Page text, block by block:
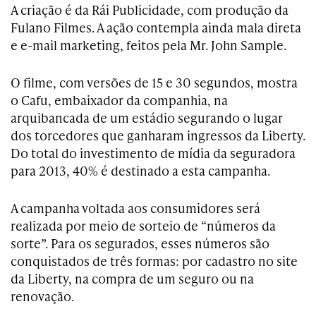
A criação é da Rái Publicidade, com produção da
Fulano Filmes. A ação contempla ainda mala direta
e e-mail marketing, feitos pela Mr. John Sample.
O filme, com versões de 15 e 30 segundos, mostra
o Cafu, embaixador da companhia, na
arquibancada de um estádio segurando o lugar
dos torcedores que ganharam ingressos da Liberty.
Do total do investimento de mídia da seguradora
para 2013, 40% é destinado a esta campanha.
A campanha voltada aos consumidores será
realizada por meio de sorteio de “números da
sorte”. Para os segurados, esses números são
conquistados de três formas: por cadastro no site
da Liberty, na compra de um seguro ou na
renovação.